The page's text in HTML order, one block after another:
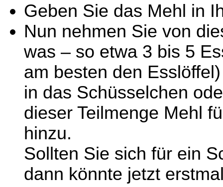
Geben Sie das Mehl in
Nun nehmen Sie von
was – so etwa 3 bis 5
am besten den
in das Schüsselchen
dieser Teilmenge Mehl
hinzu.
Sollten Sie sich für ein
dann könnte jetzt